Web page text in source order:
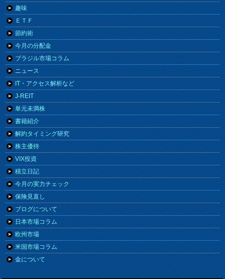
趣味
ＥＴＦ
節約術
今月の分配金
ブラジル市場コラム
ニュース
IT・アクセス解析など
J-REIT
単元未満株
書籍紹介
解約タイミング研究
株主優待
VIX投資
積立日記
今月の実力チェック
保険見直し
ブログについて
日本市場コラム
欧州市場
米国市場コラム
金について